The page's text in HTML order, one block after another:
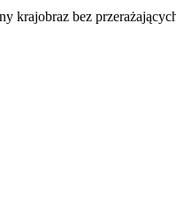
krajobraz bez